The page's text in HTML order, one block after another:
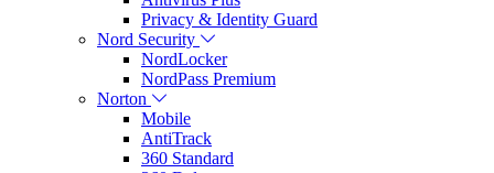
Privacy & Identity Guard
Nord Security
NordLocker
NordPass Premium
Norton
Mobile
AntiTrack
360 Standard